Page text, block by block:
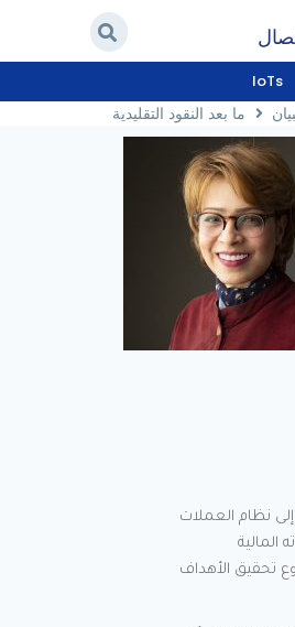
/ما بعد النقود التقليدية
IoTs
ما بعد النقود التقليدية
إلى نظام العملات
تحقيق الأهداف